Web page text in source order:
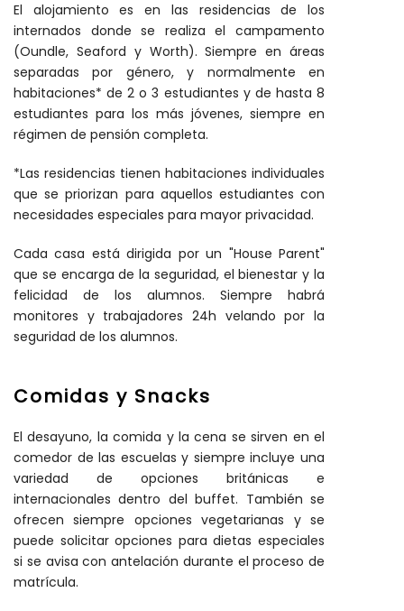
El alojamiento es en las residencias de los
internados donde se realiza el campamento
(Oundle, Seaford y Worth). Siempre en áreas
separadas por género, y normalmente en
habitaciones* de 2 o 3 estudiantes y de hasta 8
estudiantes para los más jóvenes, siempre en
régimen de pensión completa.
*Las residencias tienen habitaciones individuales
que se priorizan para aquellos estudiantes con
necesidades especiales para mayor privacidad.
Cada casa está dirigida por un "House Parent"
que se encarga de la seguridad, el bienestar y la
felicidad de los alumnos. Siempre habrá
monitores y trabajadores 24h velando por la
seguridad de los alumnos.
Comidas y Snacks
El desayuno, la comida y la cena se sirven en el
comedor de las escuelas y siempre incluye una
variedad de opciones británicas e
internacionales dentro del buffet. También se
ofrecen siempre opciones vegetarianas y se
puede solicitar opciones para dietas especiales
si se avisa con antelación durante el proceso de
matrícula.